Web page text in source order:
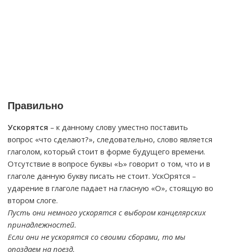
Правильно
Ускорятся – к данному слову уместно поставить
вопрос «что сделают?», следовательно, слово является
глаголом, который стоит в форме будущего времени.
Отсутствие в вопросе буквы «Ь» говорит о том, что и в
глаголе данную букву писать не стоит. УскОрятся –
ударение в глаголе падает на гласную «О», стоящую во
втором слоге.
Пусть они немного ускорятся с выбором канцелярских
принадлежностей.
Если они не ускорятся со своими сборами, то мы
опоздаем на поезд.